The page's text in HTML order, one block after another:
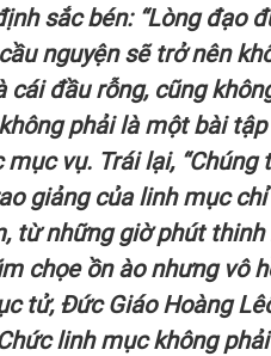
sắc bén: “Lòng đạo
nguyện sẽ trở nên
đầu rỗng, cũng
phải là một bài
vụ. Trái lại,
giảng của linh mục
từ những giờ phút thinh
chọe ồn ào nhưng vô
tử, Đức Giáo Hoàng
linh mục không